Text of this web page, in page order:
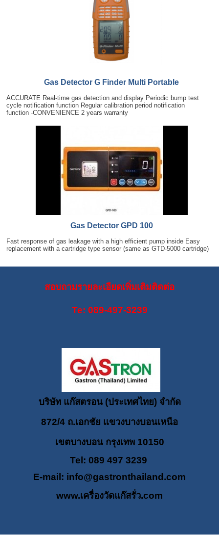
Gas Detector G Finder Multi Portable
ACCURATE Real-time gas detection and display Periodic bump test
cycle notification function Regular calibration period notification
function -CONVENIENCE 2 years warranty
Gas Detector GPD 100
Fast response of gas leakage with a high efficient pump inside Easy
replacement with a cartridge type sensor (same as GTD-5000 cartridge)
สอบถามรายละเอียดเพิ่มเติมติดต่อ
Te: 089-497-3239
บริษัท แก๊สตรอน (ประเทศไทย) จำกัด
872/4 ถ.เอกชัย แขวงบางบอนเหนือ
เขตบางบอน กรุงเทพ 10150
Tel: 089 497 3239
E-mail: info@gastronthailand.com
www.เครื่องวัดแก๊สรั่ว.com